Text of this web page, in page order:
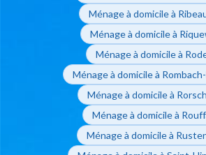
Ménage à domicile à
Ménage à domicile à
Ménage à domicile à
Ménage à domicile à
Ménage à domicile à
Ménage à domicile à
Ménage à domicile à